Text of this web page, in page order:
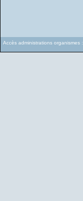
Accès administrations organismes :